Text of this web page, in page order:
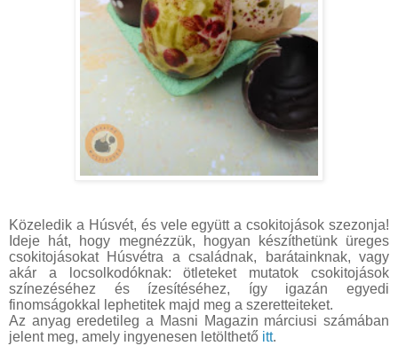
Közeledik a Húsvét, és vele együtt a csokitojások szezonja!
Ideje hát, hogy megnézzük, hogyan készíthetünk üreges
csokitojásokat Húsvétra a családnak, barátainknak, vagy
akár a locsolkodóknak: ötleteket mutatok csokitojások
színezéséhez és ízesítéséhez, így igazán egyedi
finomságokkal lephetitek majd meg a szeretteiteket.
Az anyag eredetileg a Masni Magazin márciusi számában
jelent meg, amely ingyenesen letölthető itt.